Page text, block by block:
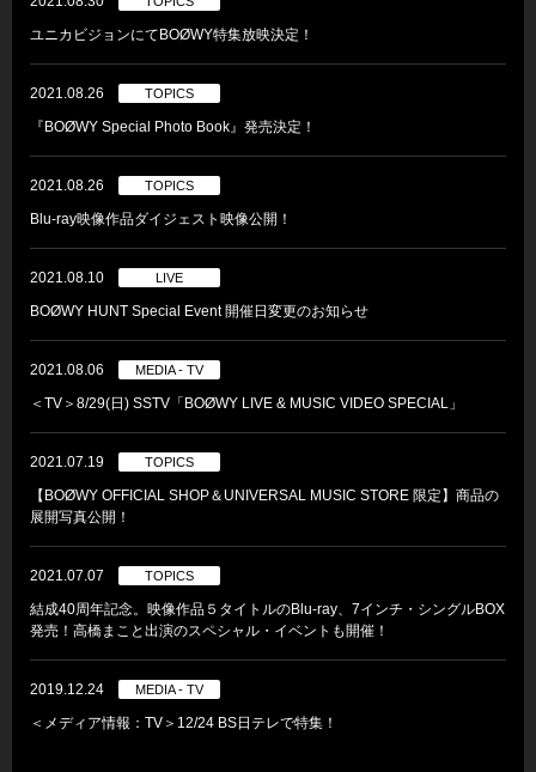
ユニカビジョンにてBOØWY特集放映決定！
2021.08.26 TOPICS
『BOØWY Special Photo Book』発売決定！
2021.08.26 TOPICS
Blu-ray映像作品ダイジェスト映像公開！
2021.08.10 LIVE
BOØWY HUNT Special Event 開催日変更のお知らせ
2021.08.06 MEDIA - TV
＜TV＞8/29(日) SSTV「BOØWY LIVE & MUSIC VIDEO SPECIAL」
2021.07.19 TOPICS
【BOØWY OFFICIAL SHOP＆UNIVERSAL MUSIC STORE 限定】商品の
展開写真公開！
2021.07.07 TOPICS
結成40周年記念。映像作品５タイトルのBlu-ray、7インチ・シングルBOX
発売！高橋まこと出演のスペシャル・イベントも開催！
2019.12.24 MEDIA - TV
＜メディア情報：TV＞12/24 BS日テレで特集！